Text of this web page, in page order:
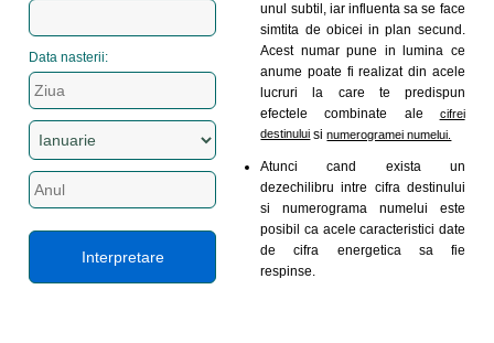
Data nasterii:
unul subtil, iar influenta sa se face
simtita de obicei in plan secund.
Acest numar pune in lumina ce
anume poate fi realizat din acele
lucruri la care te predispun
efectele combinate ale
cifrei
destinului sinumerogramei numelui.
Atunci cand exista un
dezechilibru intre cifra destinului
si numerograma numelui este
posibil ca acele caracteristici date
de cifra energetica sa fie
respinse.